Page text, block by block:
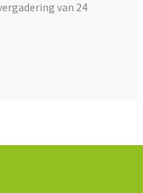
van 24